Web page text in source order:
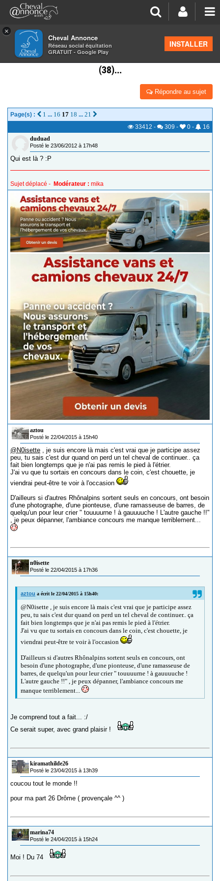
×
Cheval Annonce
Réseau social équitation
GRATUIT - Google Play
INSTALLER
>Les groupes régionaux>Rhône Alpes
CAVALIER DE RHONE-ALPES VOUS ÊTES OU?(26),
(38)...
Répondre au sujet
Page(s) : 1 ... 16 17 18 ... 21
33412 - 309 - 0 -
16
duduad
Posté le 23/06/2012 à 17h48
Qui est là ? :P
Sujet déplacé - Modérateur : mika
aztou
Posté le 22/04/2015 à 15h40
@N0isette , je suis encore là mais c'est vrai que je participe assez
peu, tu sais c'est dur quand on perd un tel cheval de continuer.. ça
fait bien longtemps que je n'ai pas remis le pied à l'étrier.
J'ai vu que tu sortais en concours dans le coin, c'est chouette, je
viendrai peut-être te voir à l'occasion
D'ailleurs si d'autres Rhônalpins sortent seuls en concours, ont besoin
d'une photographe, d'une pionteuse, d'une ramasseuse de barres, de
quelqu'un pour leur crier " touuuurne ! à gauuuuche ! L'autre gauche !!"
, je peux dépanner, l'ambiance concours me manque terriblement...
n0isette
Posté le 22/04/2015 à 17h36
aztou a écrit le 22/04/2015 à 15h40:
@N0isette , je suis encore là mais c'est vrai que je participe assez
peu, tu sais c'est dur quand on perd un tel cheval de continuer.. ça
fait bien longtemps que je n'ai pas remis le pied à l'étrier.
J'ai vu que tu sortais en concours dans le coin, c'est chouette, je
viendrai peut-être te voir à l'occasion
D'ailleurs si d'autres Rhônalpins sortent seuls en concours, ont
besoin d'une photographe, d'une pionteuse, d'une ramasseuse de
barres, de quelqu'un pour leur crier " touuuurne ! à gauuuuche !
L'autre gauche !!" , je peux dépanner, l'ambiance concours me
manque terriblement...
Je comprend tout a fait... :/
Ce serait super, avec grand plaisir !
kiramathilde26
Posté le 23/04/2015 à 13h39
coucou tout le monde !!
pour ma part 26 Drôme ( provençale ^^ )
marina74
Posté le 24/04/2015 à 15h24
Moi ! Du 74